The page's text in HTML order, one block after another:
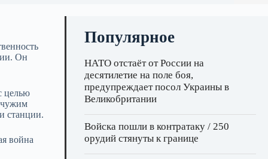
Он
целью
чужим
станции.
война
Популярное
НАТО отстаёт от России на
десятилетие на поле боя,
предупреждает посол Украины в
Великобритании
Войска пошли в контратаку / 250
орудий стянуты к границе